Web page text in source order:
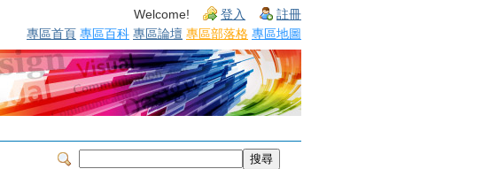
Welcome! 登入 註冊
專區首頁 專區百科 專區論壇 專區部落格 專區地圖